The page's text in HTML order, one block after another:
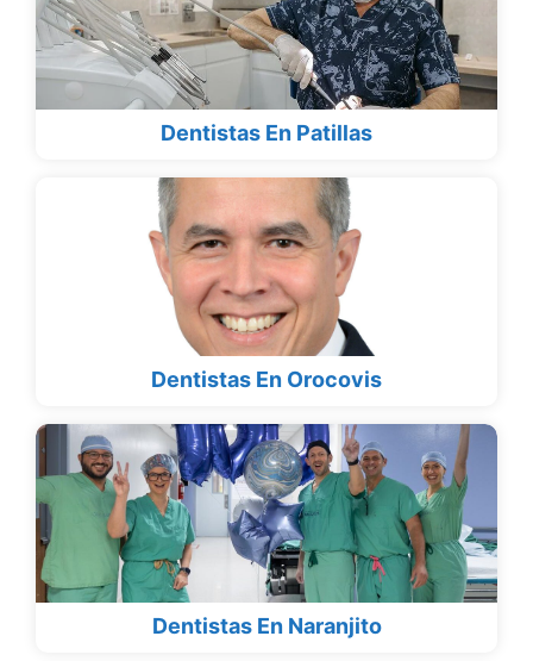
Dentistas En Patillas
Dentistas En Orocovis
Dentistas En Naranjito